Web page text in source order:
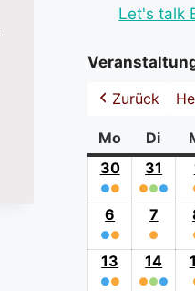
Let's talk
Zurück
MoMontag
Di
3030.
März
2026
●●
(2
event
categories)
31
●●●
(3
event
6
April
2026
●●
(2
event
7
2026
●
(1
event
13
April
●●
14
●●●